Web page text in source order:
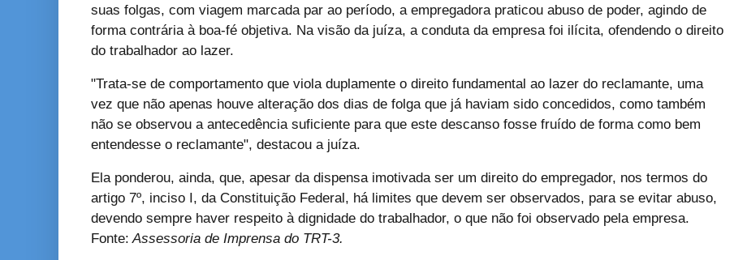
suas folgas, com viagem marcada par ao período, a empregadora praticou abuso de poder, agindo de
forma contrária à boa-fé objetiva. Na visão da juíza, a conduta da empresa foi ilícita, ofendendo o direito
do trabalhador ao lazer.
"Trata-se de comportamento que viola duplamente o direito fundamental ao lazer do reclamante, uma
vez que não apenas houve alteração dos dias de folga que já haviam sido concedidos, como também
não se observou a antecedência suficiente para que este descanso fosse fruído de forma como bem
entendesse o reclamante", destacou a juíza.
Ela ponderou, ainda, que, apesar da dispensa imotivada ser um direito do empregador, nos termos do
artigo 7º, inciso I, da Constituição Federal, há limites que devem ser observados, para se evitar abuso,
devendo sempre haver respeito à dignidade do trabalhador, o que não foi observado pela empresa.
Fonte: Assessoria de Imprensa do TRT-3.